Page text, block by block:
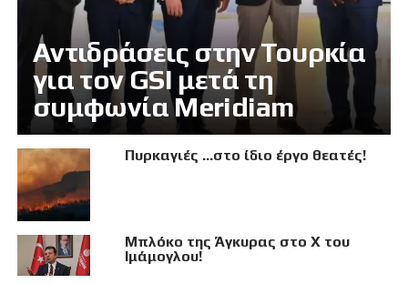
Αντιδράσεις στην Τουρκία
για τον GSI μετά τη
συμφωνία Meridiam
Πυρκαγιές …στο ίδιο έργο θεατές!
Μπλόκο της Άγκυρας στο X του
Ιμάμογλου!